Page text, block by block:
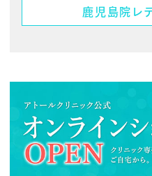
鹿児島院 レ